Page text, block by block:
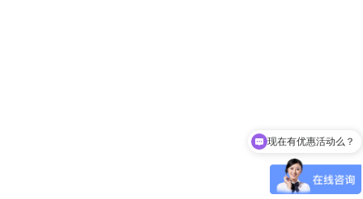
现在有优惠活动么？